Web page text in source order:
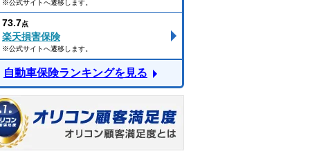
※公式サイトへ遷移します。
73.7点
楽天損害保険
※公式サイトへ遷移します。
自動車保険ランキングを見る